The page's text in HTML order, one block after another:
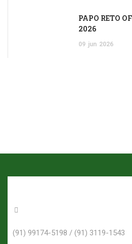
PAPO RETO
2026
09 jun 2026
(91) 99174-5198 / (91) 3119-1543